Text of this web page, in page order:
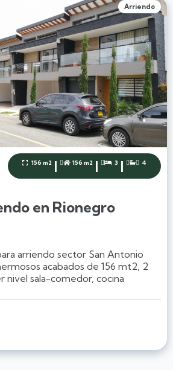
Arriendo
 156 m2 |  156 m2 |  3 |  4
en Rionegro
arriendo sector San Antonio
acabados de 156 mt2, 2
nivel sala-comedor, cocina